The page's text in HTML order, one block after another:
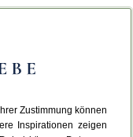
Zustimmung können
Inspirationen zeigen